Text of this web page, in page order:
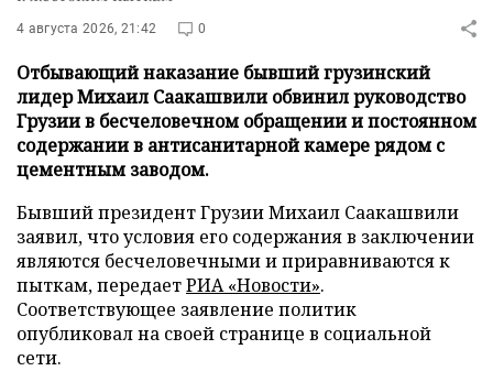
4 августа 2026, 21:42 0
Отбывающий наказание бывший грузинский
лидер Михаил Саакашвили обвинил руководство
Грузии в бесчеловечном обращении и постоянном
содержании в антисанитарной камере рядом с
цементным заводом.
Бывший президент Грузии Михаил Саакашвили
заявил, что условия его содержания в заключении
являются бесчеловечными и приравниваются к
пыткам, передаетРИА «Новости».
Соответствующее заявление политик
опубликовал на своей странице в социальной
сети.